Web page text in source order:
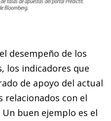
desempeño de los
los indicadores que
de apoyo del actual
relacionados con el
buen ejemplo es el